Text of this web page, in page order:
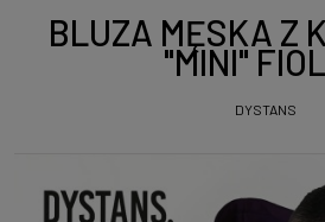
BLUZA MĘSKA Z
"MINI"
DYSTANS